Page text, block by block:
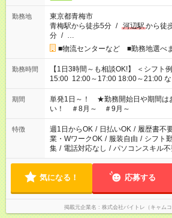
勤務地
東京都青梅市
青梅駅から徒歩5分 / 河辺駅から徒
分 / …
■物流センターなど ■勤務地選べ
勤務時間
【1日3時間～も相談OK!】 ＜シフト例＞ 9:00～12:00 10:00～
15:00 12:00～17:00 18:00～21:00 など こちら以外の時間
お気軽にご相談ください！
期間
単発1日～！ ★勤務開始日や期間は
い！ ＃8月～ ＃9月～
特徴 週1日からOK / 日払いOK / 履歴書不
業・WワークOK / 服装自由 / シフト
集 / 電話対応なし / パソコンスキル
気になる！ 応募する
掲載元企業名 株式会社バイトレ（キャムコ